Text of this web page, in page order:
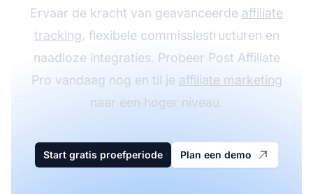
Ervaar de kracht van geavanceerde affiliate
tracking, flexibele commissiestructuren en
naadloze integraties. Probeer Post Affiliate
Pro vandaag nog en til je affiliate marketing
naar een hoger niveau.
Start gratis proefperiode Plan een demo